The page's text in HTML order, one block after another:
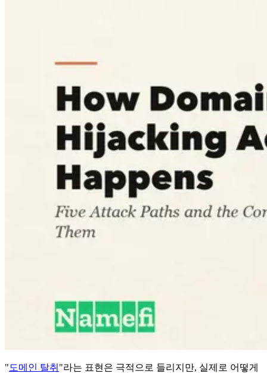
"도메인 탈취 "라는 표현은 극적으로 들리지만, 실제로 어떻게